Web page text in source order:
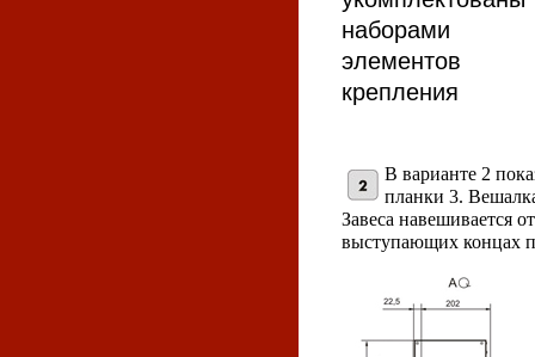
наборами
элементов
крепления
В варианте 2
планки 3.
Завеса навешивается
выступающих концах